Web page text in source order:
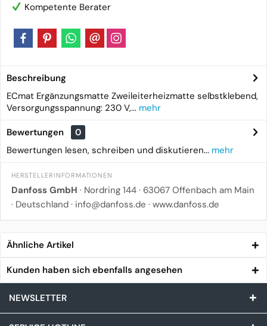
Kompetente Berater
Beschreibung
ECmat Ergänzungsmatte Zweileiterheizmatte selbstklebend,
Versorgungsspannung: 230 V,... mehr
Bewertungen
0
Bewertungen lesen, schreiben und diskutieren... mehr
HERSTELLERINFORMATIONEN
Danfoss GmbH · Nordring 144 · 63067 Offenbach am Main
· Deutschland · info@danfoss.de · www.danfoss.de
Ähnliche Artikel
Kunden haben sich ebenfalls angesehen
NEWSLETTER